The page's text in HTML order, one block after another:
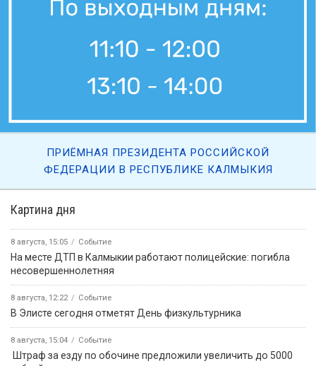
Картина дня
8 августа, 15:05 Событие
На месте ДТП в Калмыкии работают полицейские: погибла
несовершеннолетняя
8 августа, 12:22 Событие
В Элисте сегодня отметят День физкультурника
8 августа, 15:04 Событие
️ Штраф за езду по обочине предложили увеличить до 5000
ПРИЁМНАЯ ПРЕЗИДЕНТА РОССИЙСКОЙ
ФЕДЕРАЦИИ В РЕСПУБЛИКЕ КАЛМЫКИЯ